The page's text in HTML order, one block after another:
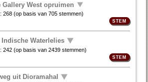
Gallery West opruimen
268 (op basis van705 stemmen)
Waterlelies
242 (op basis van2439 stemmen)
uit Dioramahal